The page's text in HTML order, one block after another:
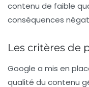
contenu de faible
conséquences
Les critères de
Google a mis en
qualité du contenu